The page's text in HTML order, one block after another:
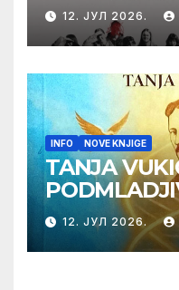
Label na
u Karlovim
12. ЈУЛ 2026.
INFO NOVE KNJIGE
TANJA
TELA SA
12. ЈУЛ 2026.